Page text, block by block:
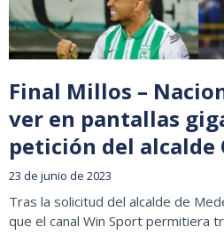
Final Millos –
ver en pantallas
petición del alcalde
23 de junio de 2023
Tras la solicitud del alcalde de
que el canal Win Sport permitiera